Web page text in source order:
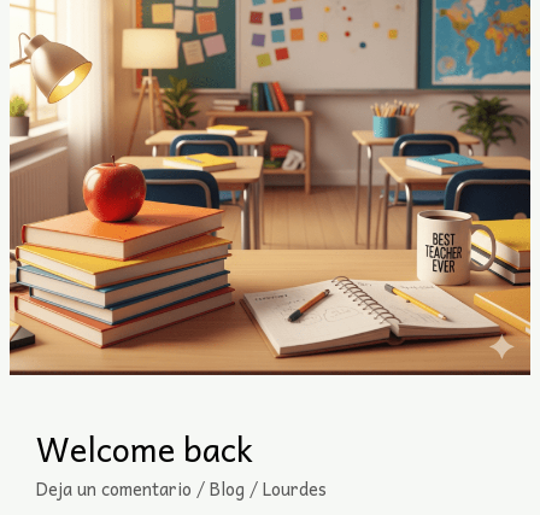
Welcome back
Deja un comentario /Blog /Lourdes